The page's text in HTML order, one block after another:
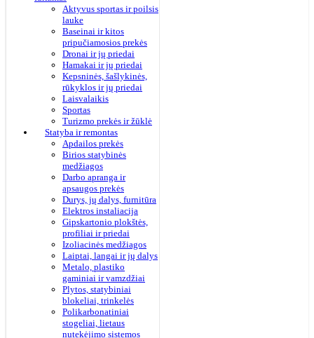
Aktyvus sportas ir poilsis
lauke
Baseinai ir kitos
pripučiamosios prekės
Dronai ir jų priedai
Hamakai ir jų priedai
Kepsninės, šašlykinės,
rūkyklos ir jų priedai
Laisvalaikis
Sportas
Turizmo prekės ir žūklė
Statyba ir remontas
Apdailos prekės
Birios statybinės
medžiagos
Darbo apranga ir
apsaugos prekės
Durys, jų dalys, furnitūra
Elektros instaliacija
Gipskartonio plokštės,
profiliai ir priedai
Izoliacinės medžiagos
Laiptai, langai ir jų dalys
Metalo, plastiko
gaminiai ir vamzdžiai
Plytos, statybiniai
blokeliai, trinkelės
Polikarbonatiniai
stogeliai, lietaus
nutekėjimo sistemos